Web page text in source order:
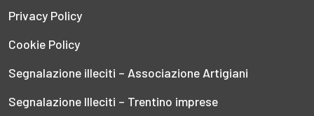
Privacy Policy
Cookie Policy
Segnalazione illeciti – Associazione Artigiani
Segnalazione Illeciti – Trentino imprese